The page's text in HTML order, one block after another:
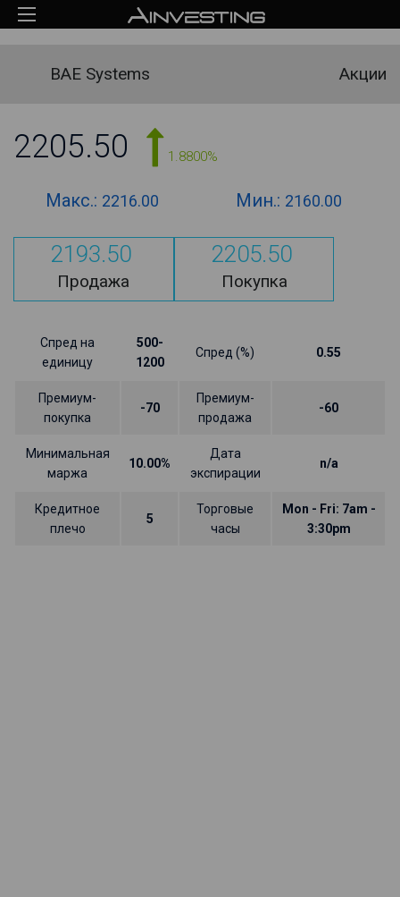
BAE Systems Акции
2205.50 1.8800%
Макс.: 2216.00 Мин.: 2160.00
2193.50
Продажа
2205.50
Покупка
Спред на
единицу
500-
1200
Спред (%) 0.55
Премиум-
покупка
-70
Премиум-
продажа
-60
Минимальная
маржа
10.00%
Дата
экспирации
n/a
Кредитное
плечо
5
Торговые
часы
Mon - Fri: 7am -
3:30pm